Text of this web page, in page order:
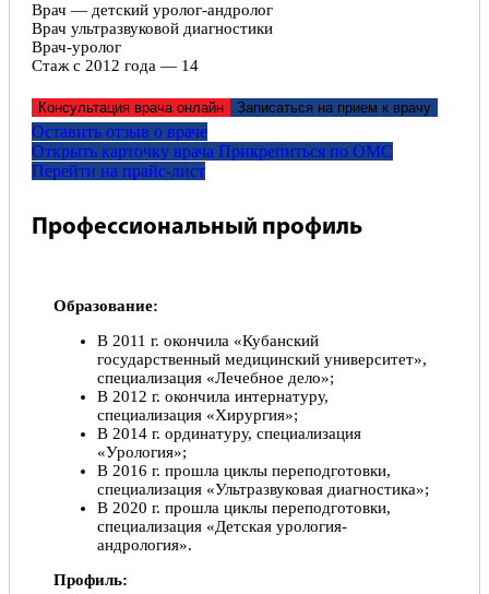
Врач — детский уролог-андролог
Врач ультразвуковой диагностики
Врач-уролог
Стаж с 2012 года — 14
Консультация врача онлайн Записаться на прием к врачу
Оставить отзыв о враче
Открыть карточку врача Прикрепитьcя по ОМС
Перейти на прайс-лист
Профессиональный профиль
Образование:
В 2011 г. окончила «Кубанский
государственный медицинский университет»,
специализация «Лечебное дело»;
В 2012 г. окончила интернатуру,
специализация «Хирургия»;
В 2014 г. ординатуру, специализация
«Урология»;
В 2016 г. прошла циклы переподготовки,
специализация «Ультразвуковая диагностика»;
В 2020 г. прошла циклы переподготовки,
специализация «Детская урология-
андрология».
Профиль: